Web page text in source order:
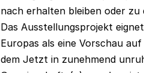
nach erhalten bleiben oder
Das Ausstellungsprojekt
Europas als eine Vorschau
dem Jetzt in zunehmend